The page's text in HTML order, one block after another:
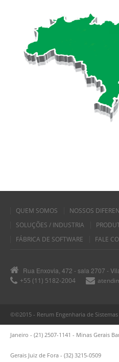
QUEM SOMOS
NOSSOS
SOLUÇÕES / INDUSTRIA
FÁBRICA DE SOFTWARE
FALE
Rua Enxovia, 472 - sala 2707 -
+55 (11) 5182-2004
©©2015 - Rerum Engenharia de
Janeiro - (21) 2507-1141 - Minas Gerais
Gerais Juiz de Fora - (32) 3215-0509